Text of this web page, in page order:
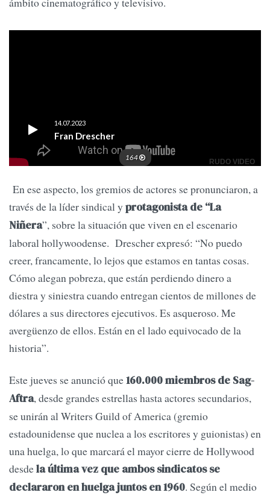
En ese aspecto, los gremios de actores se pronunciaron, a
través de la líder sindical y protagonista de “La
Niñera”, sobre la situación que viven en el escenario
laboral hollywoodense. Drescher expresó: “No puedo
creer, francamente, lo lejos que estamos en tantas cosas.
Cómo alegan pobreza, que están perdiendo dinero a
diestra y siniestra cuando entregan cientos de millones de
dólares a sus directores ejecutivos. Es asqueroso. Me
avergüenzo de ellos. Están en el lado equivocado de la
historia”.
Este jueves se anunció que160.000 miembros de Sag-
Aftra, desde grandes estrellas hasta actores secundarios,
se unirán al Writers Guild of America (gremio
estadounidense que nuclea a los escritores y guionistas) en
una huelga, lo que marcará el mayor cierre de Hollywood
desdela última vez que ambos sindicatos se
declararon en huelga juntos en 1960. Según el medio